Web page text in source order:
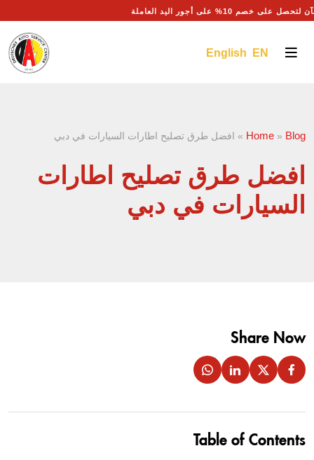
على خصم 10% على أجور اليد العاملة
English EN
Home » Blog
» افضل طرق تصليح اطارات السيارات في دبي
افضل طرق تصليح اطارات
السيارات في دبي
Share Now
Table of Contents